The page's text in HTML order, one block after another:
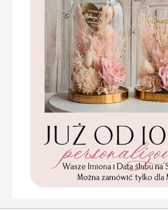
Statuetka pamiątka
Pierwszej Komunii w
pudełku, personalizowana
Pamiątka Komunijna
opakowanie na pieniądze
na